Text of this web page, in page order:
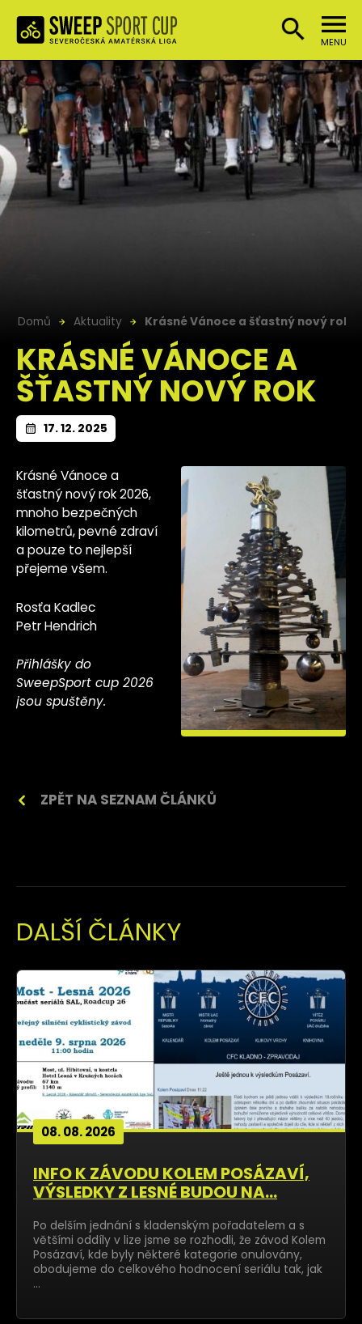
MENU
Domů Aktuality Krásné Vánoce a šťastný nový rok
KRÁSNÉ VÁNOCE A
ŠŤASTNÝ NOVÝ ROK
17. 12. 2025
Krásné Vánoce a
šťastný nový rok 2026,
mnoho bezpečných
kilometrů, pevné zdraví
a pouze to nejlepší
přejeme všem.
Rosťa Kadlec
Petr Hendrich
Přihlášky do
SweepSport cup 2026
jsou spuštěny.
ZPĚT NA SEZNAM ČLÁNKŮ
DALŠÍ ČLÁNKY
INFO K ZÁVODU KOLEM POSÁZAVÍ,
VÝSLEDKY Z LESNÉ BUDOU NA...
08. 08. 2026
Po delším jednání s kladenským pořadatelem a s
většími oddíly v lize jsme se rozhodli, že závod Kolem
Posázaví, kde byly některé kategorie onulovány,
obodujeme do celkového hodnocení seriálu tak, jak
…